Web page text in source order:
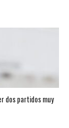
dos partidos muy